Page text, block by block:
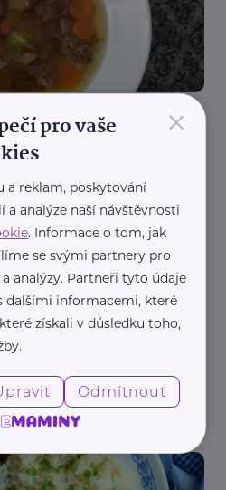
×
pro vaše
a reklam, poskytování
analýze naší návštěvnosti
. Informace o tom, jak
se svými partnery pro
analýzy. Partneři tyto údaje
dalšími informacemi, které
získali v důsledku toho,
Odmítnout